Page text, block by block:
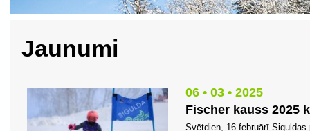
Jaunumi
06 • 03 • 2025
Fischer kauss 2025
Svētdien, 16.februārī